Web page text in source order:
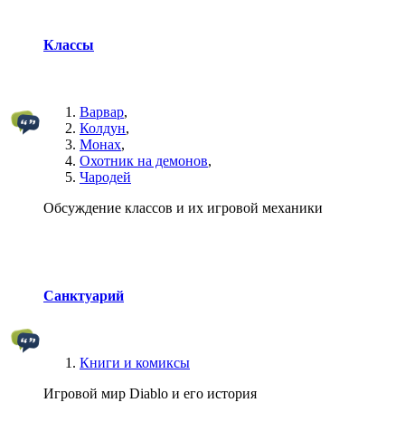
Классы
Варвар,
Колдун,
Монах,
Охотник на демонов,
Чародей
Обсуждение классов и их игровой механики
Санктуарий
Книги и комиксы
Игровой мир Diablo и его история